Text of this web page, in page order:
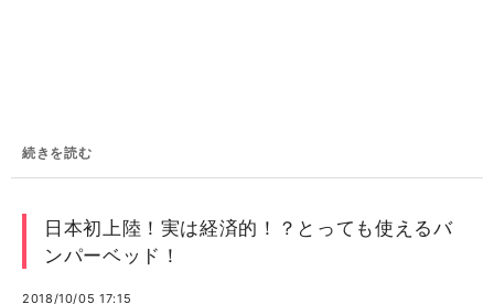
続きを読む
日本初上陸！実は経済的！？とっても使えるバ
ンパーベッド！
2018/10/05 17:15